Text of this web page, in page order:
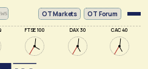
FTSE 100 DAX 30 CAC 40
ΟΤ Markets OT Forum